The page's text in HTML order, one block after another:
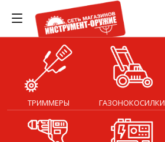
ТРИММЕРЫ ГАЗОНОКОСИЛКИ